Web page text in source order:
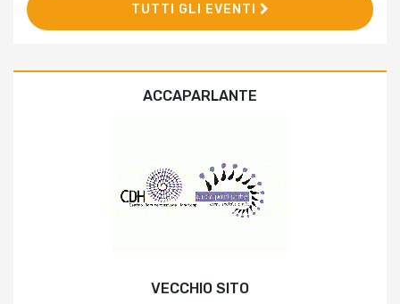
TUTTI GLI EVENTI
ACCAPARLANTE
VECCHIO SITO